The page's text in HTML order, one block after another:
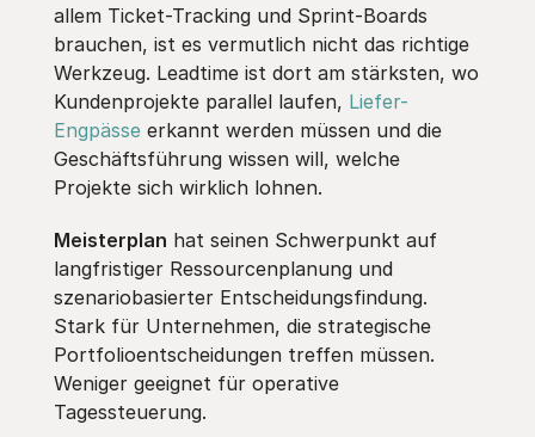
allem Ticket-Tracking und Sprint-Boards
brauchen, ist es vermutlich nicht das richtige
Werkzeug. Leadtime ist dort am stärksten, wo
Kundenprojekte parallel laufen, Liefer-
Engpässe erkannt werden müssen und die
Geschäftsführung wissen will, welche
Projekte sich wirklich lohnen.
Meisterplan hat seinen Schwerpunkt auf
langfristiger Ressourcenplanung und
szenariobasierter Entscheidungsfindung.
Stark für Unternehmen, die strategische
Portfolioentscheidungen treffen müssen.
Weniger geeignet für operative
Tagessteuerung.